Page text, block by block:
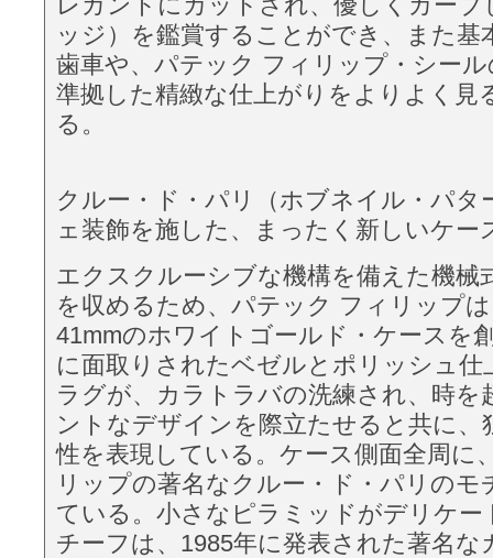
ッジ）を鑑賞することができ、また基
歯車や、パテック フィリップ・シー
準拠した精緻な仕上がりをよりよく見
る。
クルー・ド・パリ（ホブネイル・パタ
ェ装飾を施した、まったく新しいケー
エクスクルーシブな機構を備えた機械
を収めるため、パテック フィリップ
41mmのホワイトゴールド・ケースを
に面取りされたベゼルとポリッシュ仕
ラグが、カラトラバの洗練され、時を
ントなデザインを際立たせると共に、
性を表現している。ケース側面全周に
リップの著名なクルー・ド・パリのモ
ている。小さなピラミッドがデリケー
チーフは、1985年に発表された著名な